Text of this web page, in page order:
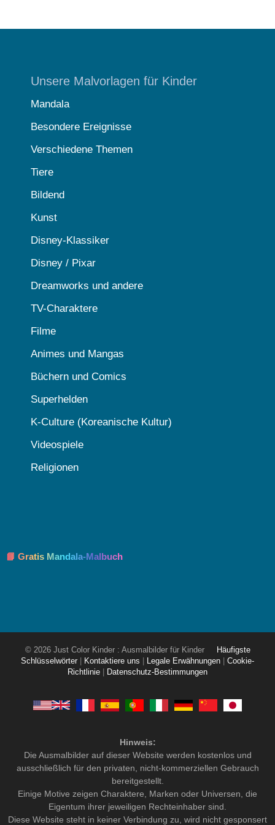
Unsere Malvorlagen für Kinder
Mandala
Besondere Ereignisse
Verschiedene Themen
Tiere
Bildend
Kunst
Disney-Klassiker
Disney / Pixar
Dreamworks und andere
TV-Charaktere
Filme
Animes und Mangas
Büchern und Comics
Superhelden
K-Culture (Koreanische Kultur)
Videospiele
Religionen
📘 Gratis Mandala-Malbuch
© 2026 Just Color Kinder : Ausmalbilder für Kinder
Häufigste
Schlüsselwörter
Kontaktiere uns Legale Erwähnungen
Cookie-
Richtlinie
Datenschutz-Bestimmungen
Hinweis:
Die Ausmalbilder auf dieser Website werden kostenlos und
ausschließlich für den privaten, nicht-kommerziellen Gebrauch
bereitgestellt.
Einige Motive zeigen Charaktere, Marken oder Universen, die
Eigentum ihrer jeweiligen Rechteinhaber sind.
Diese Website steht in keiner Verbindung zu, wird nicht gesponsert